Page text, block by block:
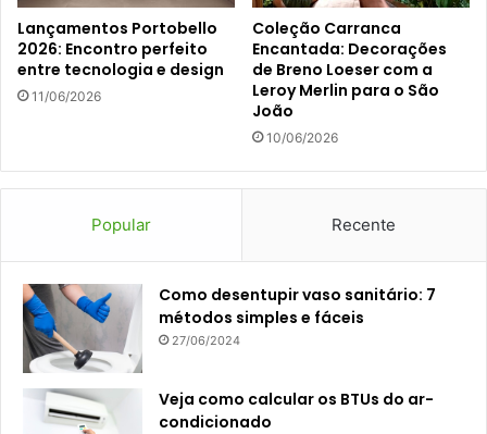
Lançamentos Portobello
2026: Encontro perfeito
entre tecnologia e design
11/06/2026
Coleção Carranca
Encantada: Decorações
de Breno Loeser com a
Leroy Merlin para o São
João
10/06/2026
Popular Recente
Como desentupir vaso sanitário: 7
métodos simples e fáceis
27/06/2024
Veja como calcular os BTUs do ar-
condicionado